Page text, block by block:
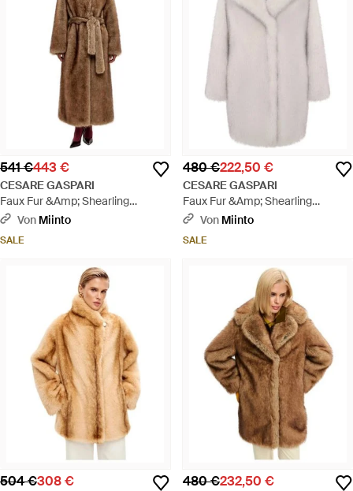
541 €443 €
CESARE GASPARI
Faux Fur &Amp; Shearling
Jackets - Braun
Von Miinto
SALE
480 €222,50 €
CESARE GASPARI
Faux Fur &Amp; Shearling
Jackets - Weiß
Von Miinto
SALE
504 €308 € 480 €232,50 €